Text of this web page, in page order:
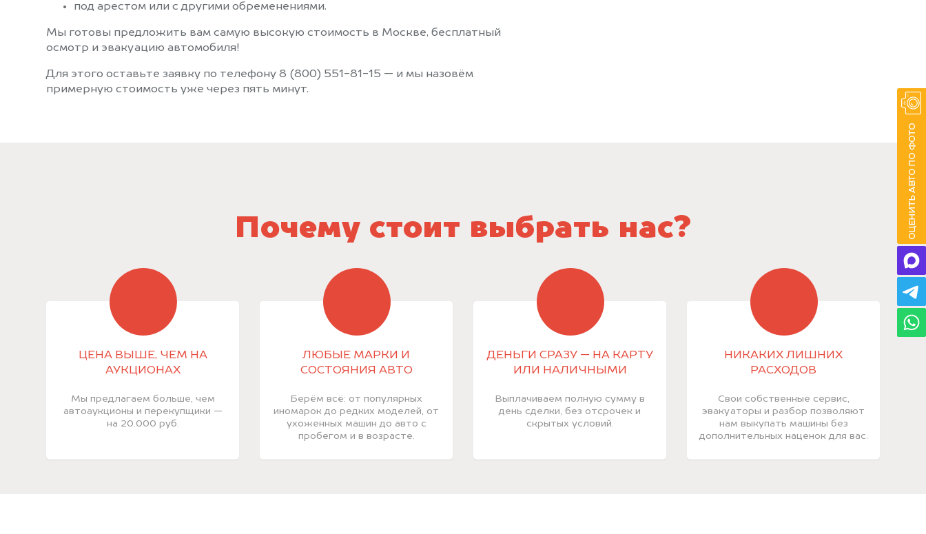
под арестом или с другими обременениями.
Мы готовы предложить вам самую высокую стоимость в Москве, бесплатный
осмотр и эвакуацию автомобиля!
Для этого оставьте заявку по телефону 8 (800) 551-81-15 — и мы назовём
примерную стоимость уже через пять минут.
Почему стоит выбрать нас?
ЦЕНА ВЫШЕ, ЧЕМ НА
АУКЦИОНАХ
Мы предлагаем больше, чем
автоаукционы и перекупщики —
на 20.000 руб.
ЛЮБЫЕ МАРКИ И
СОСТОЯНИЯ АВТО
Берём всё: от популярных
иномарок до редких моделей, от
ухоженных машин до авто с
пробегом и в возрасте.
ДЕНЬГИ СРАЗУ — НА КАРТУ
ИЛИ НАЛИЧНЫМИ
Выплачиваем полную сумму в
день сделки, без отсрочек и
скрытых условий.
НИКАКИХ ЛИШНИХ
РАСХОДОВ
Свои собственные сервис,
эвакуаторы и разбор позволяют
нам выкупать машины без
дополнительных наценок для вас.